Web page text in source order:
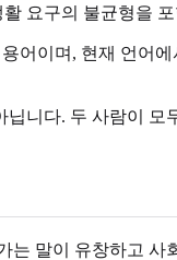
요구의 불균형을
어이며, 현재 언어
니다. 두 사람이
말이 유창하고 사